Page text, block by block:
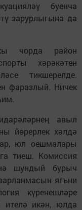
буенча
зарурлыгына да
чорда район
хәрәкәтен
тикшерелде.
фаразлый. Ничек
авыл
йөрерлек хәлдә
юл оешмалары
тиеш. Комиссия
шундый бурыч
ягъни
күренешләре
ителә икән, юлда